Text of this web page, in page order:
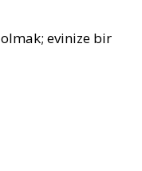
olmak; evinize bir